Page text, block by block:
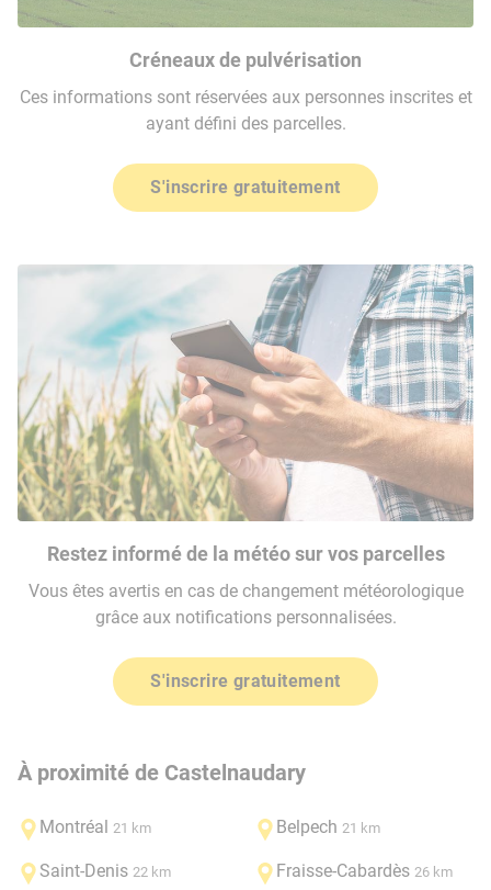
Créneaux de pulvérisation
Ces informations sont réservées aux personnes inscrites et
ayant défini des parcelles.
S'inscrire gratuitement
Restez informé de la météo sur vos parcelles
Vous êtes avertis en cas de changement météorologique
grâce aux notifications personnalisées.
S'inscrire gratuitement
À proximité de Castelnaudary
Montréal 21 km Belpech 21 km
Saint-Denis 22 km Fraisse-Cabardès 26 km